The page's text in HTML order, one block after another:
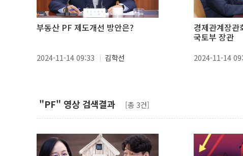
부동산 PF 제도개선 방안은?
2024-11-14 09:33 김학선
경제관계장관
국토부 장관
2024-11-14
"PF" 영상 검색결과 [총 3건]